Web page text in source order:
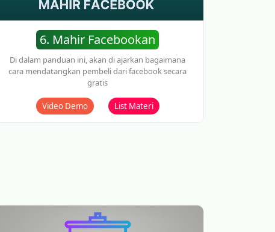
6. Mahir Facebookan
Di dalam panduan ini, akan di ajarkan bagaimana
cara mendatangkan pembeli dari facebook secara
gratis
Video Demo List Materi